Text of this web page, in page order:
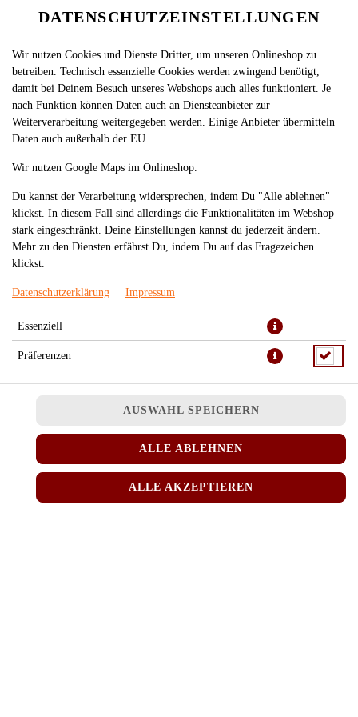
131. COM RANG VIT CHIEN
GION (NORMAL)
gebratener Reis mit knuspriger Ente, Sojasprossen, Karotten und
Porree
DATENSCHUTZEINSTELLUNGEN
Wir nutzen Cookies und Dienste Dritter, um unseren Onlineshop zu
betreiben. Technisch essenzielle Cookies werden zwingend benötigt,
damit bei Deinem Besuch unseres Webshops auch alles funktioniert. Je
nach Funktion können Daten auch an Diensteanbieter zur
Weiterverarbeitung weitergegeben werden. Einige Anbieter übermitteln
Daten auch außerhalb der EU.
Wir nutzen Google Maps im Onlineshop.
Du kannst der Verarbeitung widersprechen, indem Du "Alle ablehnen"
klickst. In diesem Fall sind allerdings die Funktionalitäten im Webshop
stark eingeschränkt. Deine Einstellungen kannst du jederzeit ändern.
Mehr zu den Diensten erfährst Du, indem Du auf das Fragezeichen
klickst.
Datenschutzerklärung Impressum
Essenziell
Präferenzen
AUSWAHL SPEICHERN
ALLE ABLEHNEN
ALLE AKZEPTIEREN